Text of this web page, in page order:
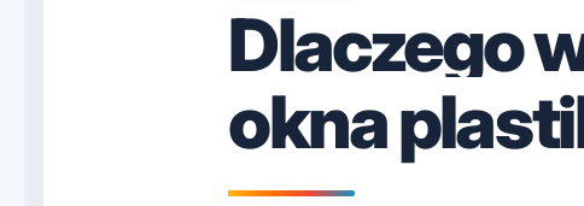
Dlaczego
okna